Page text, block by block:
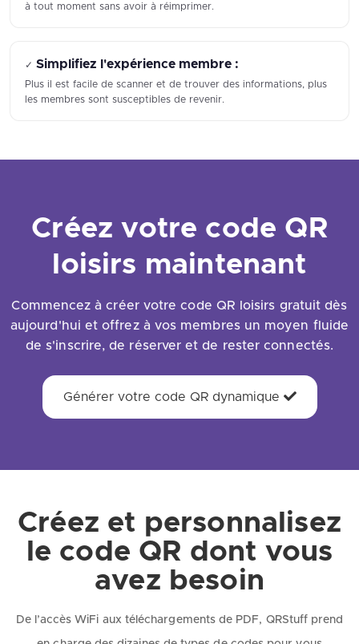
à tout moment sans avoir à réimprimer.
✓Simplifiez l'expérience membre :
Plus il est facile de scanner et de trouver des informations, plus
les membres sont susceptibles de revenir.
Créez votre code QR
loisirs maintenant
Commencez à créer votre code QR loisirs gratuit dès
aujourd'hui et offrez à vos membres un moyen fluide
de s'inscrire, de réserver et de rester connectés.
Générer votre code QR dynamique
Créez et personnalisez
le code QR dont vous
avez besoin
De l’accès WiFi aux téléchargements de PDF, QRStuff prend